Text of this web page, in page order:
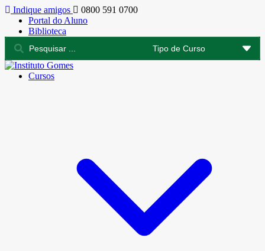
Indique amigos
0800 591 0700
Portal do Aluno
Biblioteca
Cursos